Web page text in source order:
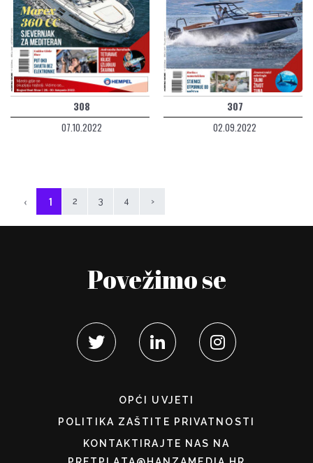
308
07.10.2022
307
02.09.2022
‹ 1 2 3 4 ›
Povežimo se
OPĆI UVJETI
POLITIKA ZAŠTITE PRIVATNOSTI
KONTAKTIRAJTE NAS NA